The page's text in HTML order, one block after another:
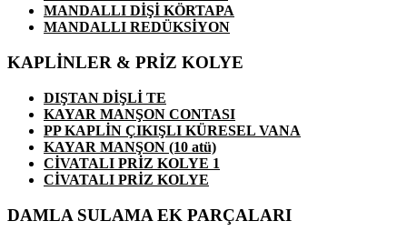
MANDALLI DİŞİ KÖRTAPA
MANDALLI REDÜKSİYON
KAPLİNLER & PRİZ KOLYE
DIŞTAN DİŞLİ TE
KAYAR MANŞON CONTASI
PP KAPLİN ÇIKIŞLI KÜRESEL VANA
KAYAR MANŞON (10 atü)
CİVATALI PRİZ KOLYE 1
CİVATALI PRİZ KOLYE
DAMLA SULAMA EK PARÇALARI